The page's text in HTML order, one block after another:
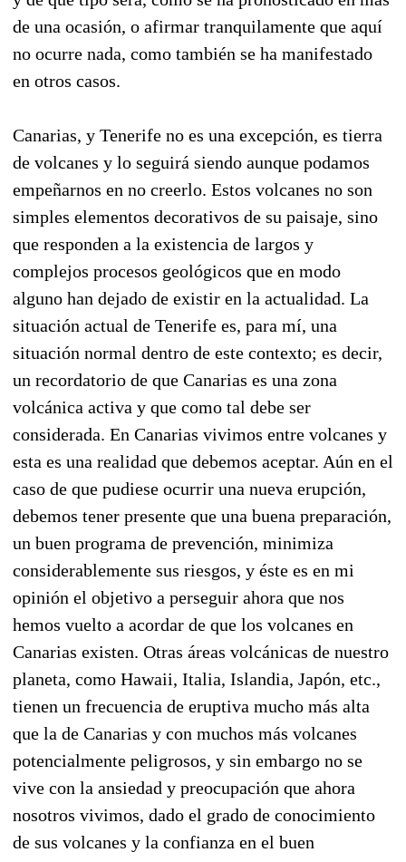
de una ocasión, o afirmar tranquilamente que aquí
no ocurre nada, como también se ha manifestado
en otros casos.
Canarias, y Tenerife no es una excepción, es tierra
de volcanes y lo seguirá siendo aunque podamos
empeñarnos en no creerlo. Estos volcanes no son
simples elementos decorativos de su paisaje, sino
que responden a la existencia de largos y
complejos procesos geológicos que en modo
alguno han dejado de existir en la actualidad. La
situación actual de Tenerife es, para mí, una
situación normal dentro de este contexto; es decir,
un recordatorio de que Canarias es una zona
volcánica activa y que como tal debe ser
considerada. En Canarias vivimos entre volcanes y
esta es una realidad que debemos aceptar. Aún en el
caso de que pudiese ocurrir una nueva erupción,
debemos tener presente que una buena preparación,
un buen programa de prevención, minimiza
considerablemente sus riesgos, y éste es en mi
opinión el objetivo a perseguir ahora que nos
hemos vuelto a acordar de que los volcanes en
Canarias existen. Otras áreas volcánicas de nuestro
planeta, como Hawaii, Italia, Islandia, Japón, etc.,
tienen un frecuencia de eruptiva mucho más alta
que la de Canarias y con muchos más volcanes
potencialmente peligrosos, y sin embargo no se
vive con la ansiedad y preocupación que ahora
nosotros vivimos, dado el grado de conocimiento
de sus volcanes y la confianza en el buen